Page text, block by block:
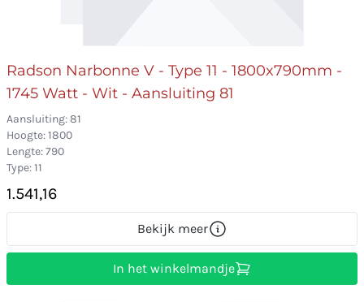
Radson Narbonne V - Type 11 - 1800x790mm -
1745 Watt - Wit - Aansluiting 81
Aansluiting: 81
Hoogte: 1800
Lengte: 790
Type: 11
1.541,16
Bekijk meer
In het winkelmandje